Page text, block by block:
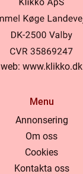
web: www.klikko.dk
Menu
Annonsering
Om oss
Cookies
Kontakta oss